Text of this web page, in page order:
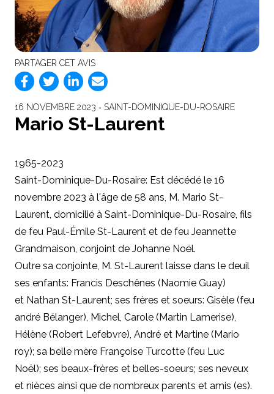
PARTAGER CET AVIS
16 NOVEMBRE 2023 ‐ SAINT-DOMINIQUE-DU-ROSAIRE
Mario St-Laurent
1965-2023
Saint-Dominique-Du-Rosaire: Est décédé le 16
novembre 2023 à l'âge de 58 ans, M. Mario St-
Laurent, domicilié à Saint-Dominique-Du-Rosaire, fils
de feu Paul-Émile St-Laurent et de feu Jeannette
Grandmaison, conjoint de Johanne Noël.
Outre sa conjointe, M. St-Laurent laisse dans le deuil
ses enfants: Francis Deschênes (Naomie Guay)
et Nathan St-Laurent; ses frères et soeurs: Gisèle (feu
andré Bélanger), Michel, Carole (Martin Lamerise),
Hélène (Robert Lefebvre), André et Martine (Mario
roy); sa belle mère Françoise Turcotte (feu Luc
Noël); ses beaux-frères et belles-soeurs; ses neveux
et nièces ainsi que de nombreux parents et amis (es).